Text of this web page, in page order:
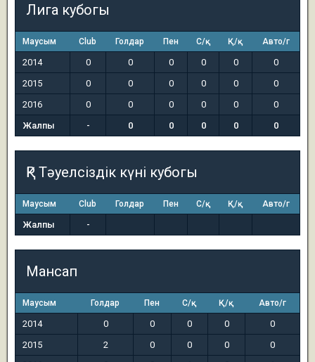
Лига кубогы
Маусым Club Голдар Пен С/қ Қ/қ Авто/г
2014 0 0 0 0 0
0
2015
0 0 0 0 0
0
2016
0 0 0 0 0
0
Жалпы
- 0 0 0 0 0
ҚР Тәуелсіздік күні кубогы
Маусым Club Голдар Пен С/қ Қ/қ Авто/г
Жалпы -
Мансап
Маусым Голдар Пен С/қ Қ/қ Авто/г
2014 0 0 0 0
0
2015
2 0 0 0
0